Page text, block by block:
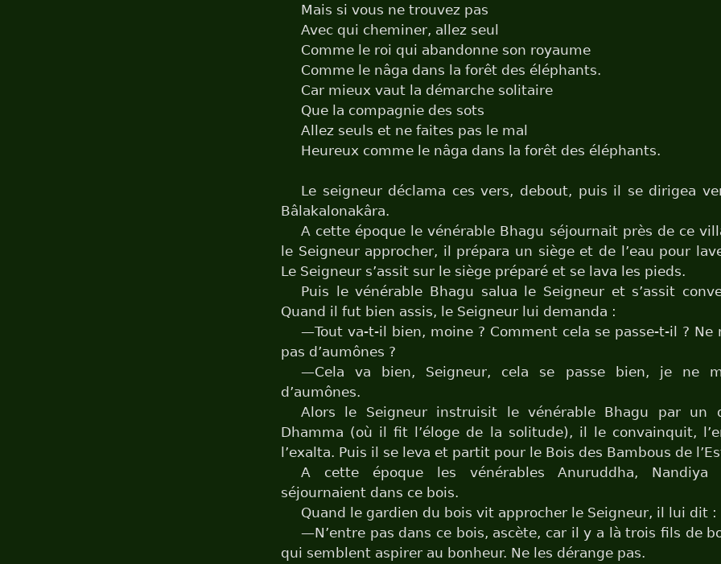
Mais si vous ne trouvez pas
Avec qui cheminer, allez seul
Comme le roi qui abandonne son royaume
Comme le nâga dans la forêt des éléphants.
Car mieux vaut la démarche solitaire
Que la compagnie des sots
Allez seuls et ne faites pas le mal
Heureux comme le nâga dans la forêt des éléphants.
Le seigneur déclama ces vers, debout, puis il se dirigea
Bâlakalonakâra.
A cette époque le vénérable Bhagu séjournait près de ce
le Seigneur approcher, il prépara un siège et de l’eau pour
Le Seigneur s’assit sur le siège préparé et se lava les pieds.
Puis le vénérable Bhagu salua le Seigneur et s’assit
Quand il fut bien assis, le Seigneur lui demanda :
—Tout va-t-il bien, moine ? Comment cela se passe-t-il ? Ne
pas d’aumônes ?
—Cela va bien, Seigneur, cela se passe bien, je ne
d’aumônes.
Alors le Seigneur instruisit le vénérable Bhagu par un
Dhamma (où il fit l’éloge de la solitude), il le convainquit,
l’exalta. Puis il se leva et partit pour le Bois des Bambous de
A cette époque les vénérables Anuruddha, Nandiya
séjournaient dans ce bois.
Quand le gardien du bois vit approcher le Seigneur, il lui dit :
—N’entre pas dans ce bois, ascète, car il y a là trois fils de
qui semblent aspirer au bonheur. Ne les dérange pas.